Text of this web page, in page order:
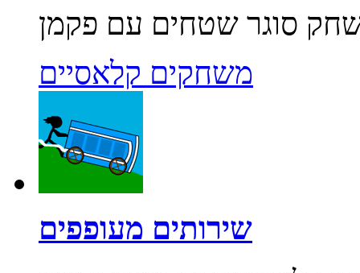
משחקים קלאסיים
שירותים מעופפים